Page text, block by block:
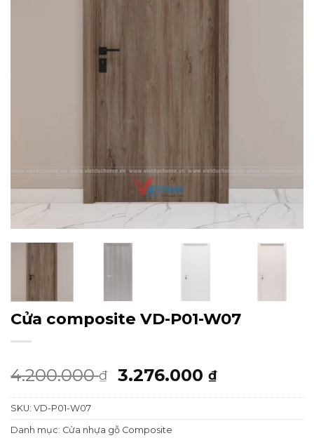
Cửa composite VD-P01-W07
4.200.000₫
Giá
gốc
là:
4.200.000 ₫.
3.276.000 ₫Giá
hiện
tại
SKU: VD-P01-W07
Danh mục: Cửa nhựa gỗ Composite